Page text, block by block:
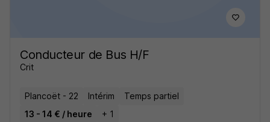
Conducteur de Bus H/F
Crit
Plancoët - 22 Intérim
Temps partiel
13 - 14 € / heure
+ 1